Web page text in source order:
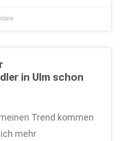
in Ulm schon
Trend kommen
mehr